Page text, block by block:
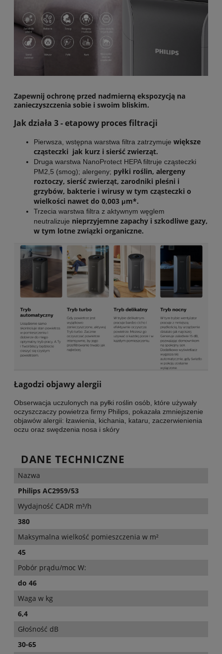
Zapewnij ochronę przed nadmierną ekspozycją na
zanieczyszczenia sobie i swoim bliskim.
Jak działa 3 - etapowy proces filtracji
Pierwsza, wstępna warstwa filtra zatrzymuje większe
cząsteczki jak kurz i sierść zwierząt.
Druga warstwa NanoProtect HEPA filtruje cząsteczki
PM2,5 (smog); alergeny; pyłki roślin, alergeny
roztoczy, sierść zwierząt, zarodniki pleśni i
grzybów, bakterie i wirusy w tym cząsteczki o
wielkości nawet do 0,003 μm*.
Trzecia warstwa filtra z aktywnym węglem
neutralizuje nieprzyjemne zapachy i szkodliwe gazy,
w tym lotne związki organiczne.
Łagodzi objawy alergii
Obserwacja uczulonych na pyłki roślin osób, które używały
oczyszczaczy powietrza firmy Philips, pokazała zmniejszenie
objawów alergii: łzawienia, kichania, kataru, zaczerwienienia
oczu oraz swędzenia nosa i skóry
DANE TECHNICZNE
Nazwa
Philips AC2959/53
Wydajność CADR m³/h
380
Maksymalna wielkość pomieszczenia w m²
45
Pobór prądu/moc W:
do 46
Waga w kg
6,4
Głośność dB
30-65